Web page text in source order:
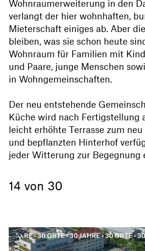
Wohnraumerweiterung in den
verlangt der hier wohnhaften,
Mieterschaft einiges ab. Aber
bleiben, was sie schon heute
Wohnraum für Familien mit
und Paare, junge Menschen
in Wohngemeinschaften.
Der neu entstehende
Küche wird nach Fertigstellung
leicht erhöhte Terrasse zum
und bepflanzten Hinterhof
jeder Witterung zur Begegnung
14 von 30